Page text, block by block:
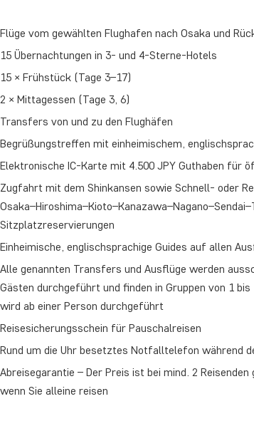
Flüge vom gewählten Flughafen nach Osaka und
15 Übernachtungen in 3- und 4-Sterne-Hotels
15 × Frühstück (Tage 3–17)
2 × Mittagessen (Tage 3, 6)
Transfers von und zu den Flughäfen
Begrüßungstreffen mit einheimischem,
Elektronische IC-Karte mit 4.500 JPY Guthaben für
Zugfahrt mit dem Shinkansen sowie Schnell- oder
Sitzplatzreservierungen
Einheimische, englischsprachige Guides auf allen
Alle genannten Transfers und Ausflüge werden
Gästen durchgeführt und finden in Gruppen von 1
wird ab einer Person durchgeführt
Reisesicherungsschein für Pauschalreisen
Rund um die Uhr besetztes Notfalltelefon während
Abreisegarantie – Der Preis ist bei mind. 2
wenn Sie alleine reisen